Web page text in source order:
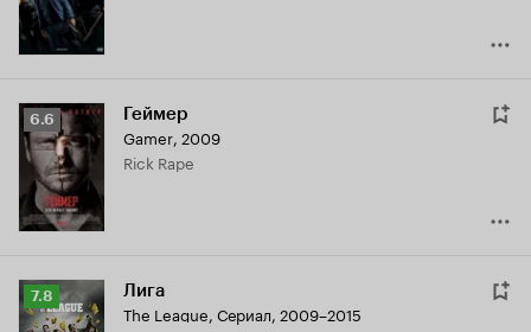
Рейтинг
Кинопоиска
6.6
6.6 Геймер
Gamer, 2009
Rick Rape
Рейтинг
Кинопоиска
7.8 Лига
The League, Сериал, 2009–2015